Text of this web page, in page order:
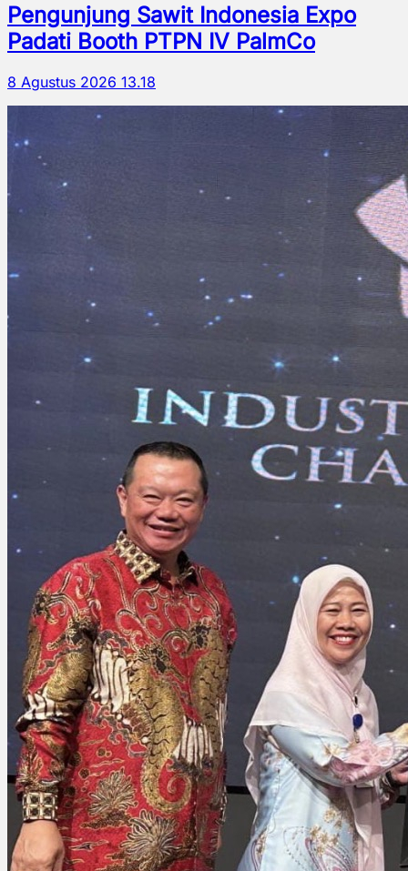
Pengunjung Sawit Indonesia Expo
Padati Booth PTPN IV PalmCo
8 Agustus 2026 13.18